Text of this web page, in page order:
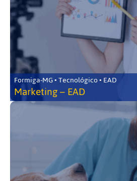
Formiga-MG • Tecnológico • EAD
Marketing – EAD